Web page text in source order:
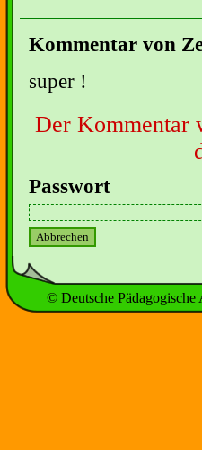
Kommentar von
super !
Der Kommentar
Passwort
© Deutsche